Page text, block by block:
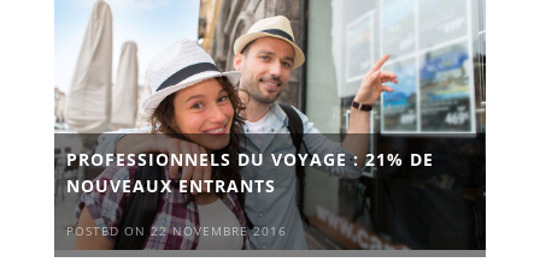
PROFESSIONNELS DU VOYAGE : 21% DE
NOUVEAUX ENTRANTS
POSTED ON 22 NOVEMBRE 2016